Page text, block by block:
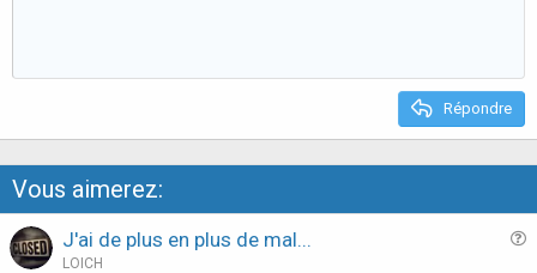
t
Répondre
Vous aimerez:
J'ai de plus en plus de mal...
LOICH